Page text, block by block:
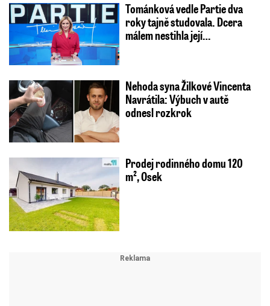
Tománková vedle Partie dva
roky tajně studovala. Dcera
málem nestihla její…
Nehoda syna Žilkové Vincenta
Navrátila: Výbuch v autě
odnesl rozkrok
Prodej rodinného domu 120
m², Osek